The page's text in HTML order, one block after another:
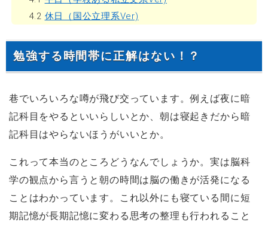
4.2 休日（国公立理系Ver)
勉強する時間帯に正解はない！？
巷でいろいろな噂が飛び交っています。例えば夜に暗
記科目をやるといいらしいとか、朝は寝起きだから暗
記科目はやらないほうがいいとか。
これって本当のところどうなんでしょうか。実は脳科
学の観点から言うと朝の時間は脳の働きが活発になる
ことはわかっています。これ以外にも寝ている間に短
期記憶が長期記憶に変わる思考の整理も行われること